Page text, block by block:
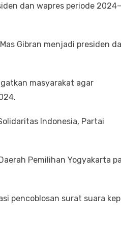
dan wapres periode
Gibran menjadi presiden
masyarakat agar
Indonesia, Partai
Pemilihan Yogyakarta
pencoblosan surat suara